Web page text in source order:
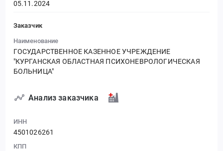
05.11.2024
Заказчик
Наименование
ГОСУДАРСТВЕННОЕ КАЗЕННОЕ УЧРЕЖДЕНИЕ
"КУРГАНСКАЯ ОБЛАСТНАЯ ПСИХОНЕВРОЛОГИЧЕСКАЯ
БОЛЬНИЦА"
Анализ заказчика
ИНН
4501026261
КПП